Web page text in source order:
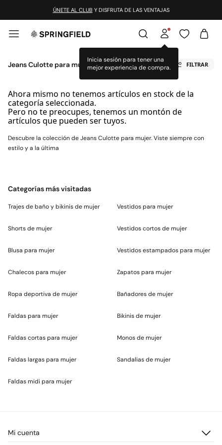
ÚNETE AL CLUB Y DISFRUTA DE LAS VENTAJAS
Inicia sesión para tener una
mejor experiencia de compra.
Jeans Culotte para mujer FILTRAR
Ahora mismo no tenemos artículos en stock de la
categoría seleccionada.
Pero no te preocupes, tenemos un montón de
artículos que pueden ser tuyos.
Descubre la colección de Jeans Culotte para mujer. Viste siempre con
estilo y a la última
Categorías más visitadas
Trajes de baño y bikinis de mujer
Shorts de mujer
Blusa para mujer
Chalecos para mujer
Ropa deportiva de mujer
Faldas para mujer
Faldas cortas para mujer
Faldas largas para mujer
Faldas midi para mujer
Vestidos para mujer
Vestidos cortos de mujer
Vestidos estampados para mujer
Zapatos para mujer
Bañadores de mujer
Bikinis de mujer
Monos de mujer
Sandalias de mujer
Mi cuenta